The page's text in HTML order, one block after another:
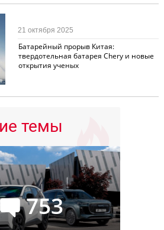
Батарейный прорыв Китая:
твердотельная батарея Chery и новые
открытия ученых
21 октября 2025
темы
753